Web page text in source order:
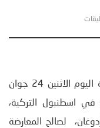
اهتمت كبريات الصحف الفرنسية، الصادرة اليوم الاثنين 24 جوان
في اسطنبول التركية،
لصالح المعارضة